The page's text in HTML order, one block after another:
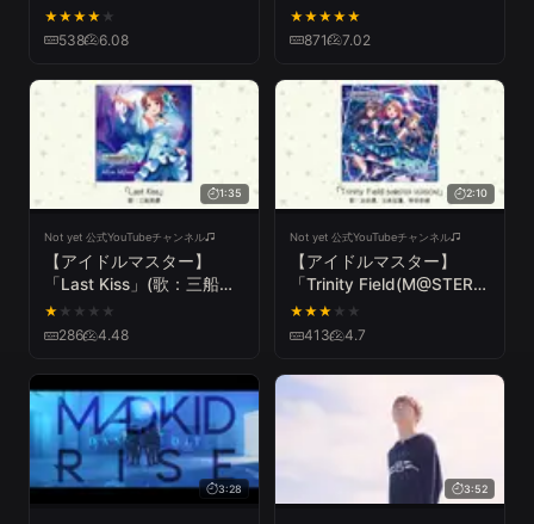
(歌：渋谷凛、森久保
乃々、大和亜季)
★★★★ ★
538 6.08
スト試聴
★★★★★
871 7.02
1:35
Not yet 公式YouTubeチャンネル
【アイドルマスター】
「Last Kiss」(歌：三船美
優)
★ ★ ★ ★ ★
286 4.48
2:10
Not yet 公式YouTubeチャンネル
【アイドルマスター】
「Trinity Field(M@STER
VERSION)」(歌：渋谷凛、
北条加蓮、神谷奈緒)
★★★ ★ ★
413 4.7
3:28 3:52